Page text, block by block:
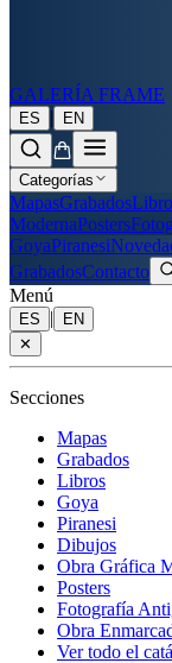
GALERÍA FRAME
ES | EN
Categorías
MapasGrabados
ModernaPosters
GoyaPiranesi
GrabadosContacto
Menú
ES |
EN
✕
Secciones
Mapas
Grabados
Libros
Goya
Piranesi
Dibujos
Obra Gráfica
Posters
Fotografía
Obra
Ver todo el